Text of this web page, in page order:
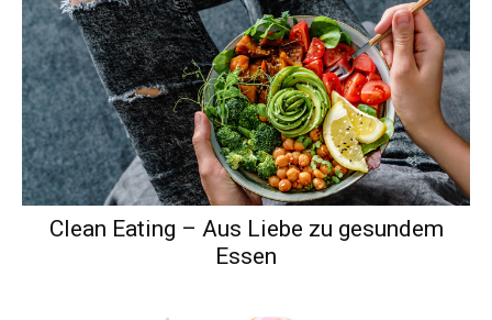
Clean Eating – Aus Liebe zu gesundem
Essen